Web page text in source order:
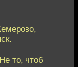
то, чтоб